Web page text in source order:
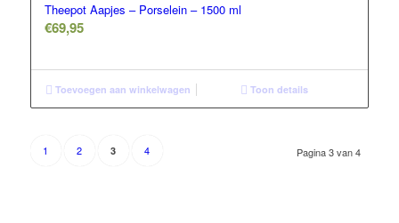
Theepot Aapjes – Porselein – 1500 ml
€69,95
Toevoegen aan winkelwagen Toon details
Pagina 3 van 4
1 2 3 4